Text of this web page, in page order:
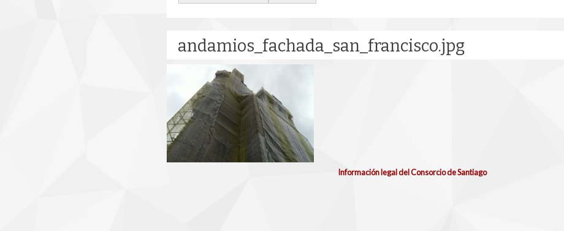
andamios_fachada_san_francisco.jpg
Información legal del Consorcio de Santiago